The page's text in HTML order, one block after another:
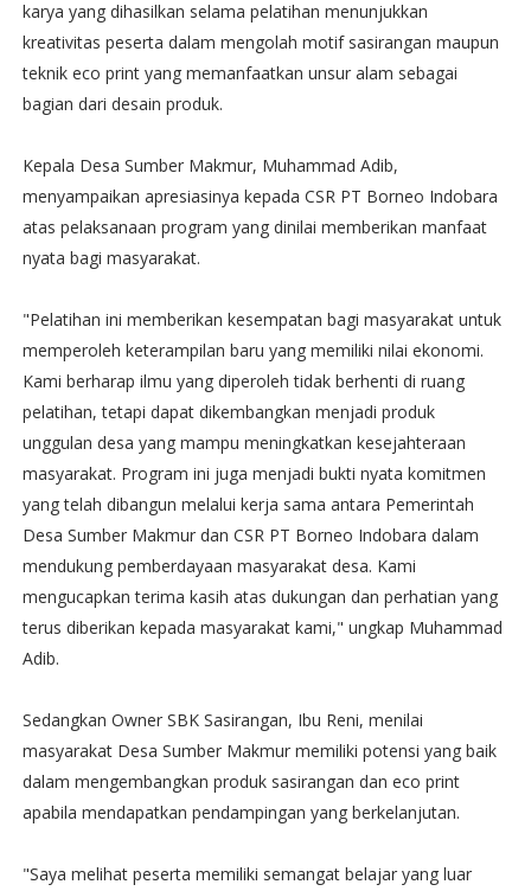
karya yang dihasilkan selama pelatihan menunjukkan
kreativitas peserta dalam mengolah motif sasirangan maupun
teknik eco print yang memanfaatkan unsur alam sebagai
bagian dari desain produk.
Kepala Desa Sumber Makmur, Muhammad Adib,
menyampaikan apresiasinya kepada CSR PT Borneo Indobara
atas pelaksanaan program yang dinilai memberikan manfaat
nyata bagi masyarakat.
"Pelatihan ini memberikan kesempatan bagi masyarakat untuk
memperoleh keterampilan baru yang memiliki nilai ekonomi.
Kami berharap ilmu yang diperoleh tidak berhenti di ruang
pelatihan, tetapi dapat dikembangkan menjadi produk
unggulan desa yang mampu meningkatkan kesejahteraan
masyarakat. Program ini juga menjadi bukti nyata komitmen
yang telah dibangun melalui kerja sama antara Pemerintah
Desa Sumber Makmur dan CSR PT Borneo Indobara dalam
mendukung pemberdayaan masyarakat desa. Kami
mengucapkan terima kasih atas dukungan dan perhatian yang
terus diberikan kepada masyarakat kami," ungkap Muhammad
Adib.
Sedangkan Owner SBK Sasirangan, Ibu Reni, menilai
masyarakat Desa Sumber Makmur memiliki potensi yang baik
dalam mengembangkan produk sasirangan dan eco print
apabila mendapatkan pendampingan yang berkelanjutan.
"Saya melihat peserta memiliki semangat belajar yang luar